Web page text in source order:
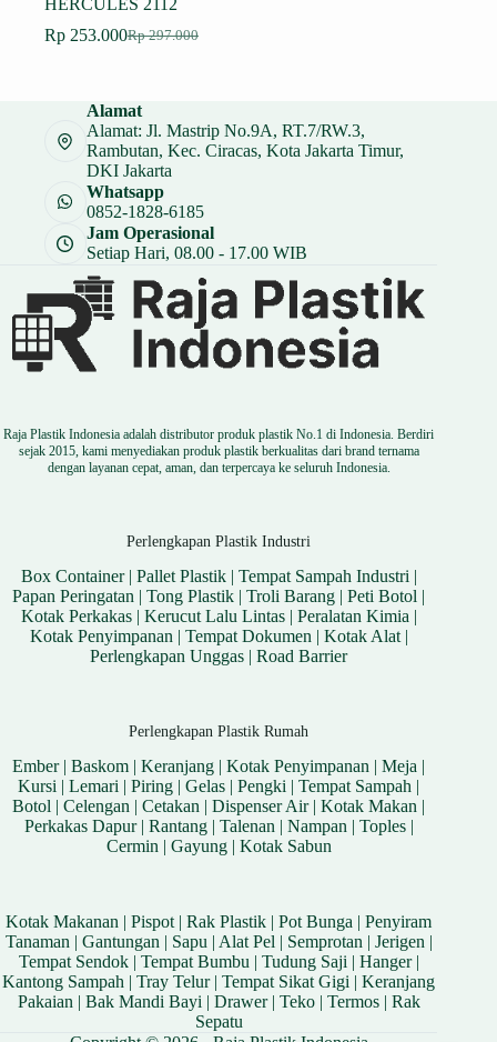
HERCULES 2112
Rp297.000
Harga
Rp 297.000.
Rp 253.000Harga
adalah:
Rp 253.000.
Alamat
Alamat: Jl. Mastrip No.9A, RT.7/RW.3,
Rambutan, Kec. Ciracas, Kota Jakarta Timur,
DKI Jakarta
Whatsapp
0852-1828-6185
Jam Operasional
Setiap Hari, 08.00 - 17.00 WIB
Raja Plastik Indonesia adalah distributor produk plastik No.1 di Indonesia. Berdiri
sejak 2015, kami menyediakan produk plastik berkualitas dari brand ternama
dengan layanan cepat, aman, dan terpercaya ke seluruh Indonesia.
Perlengkapan Plastik Industri
Box Container| Pallet Plastik| Tempat Sampah Industri |
Papan Peringatan |Tong Plastik |Troli Barang |Peti Botol |
Kotak Perkakas| Kerucut Lalu Lintas| Peralatan Kimia |
Kotak Penyimpanan | Tempat Dokumen | Kotak Alat|
Perlengkapan Unggas |Road Barrier
Perlengkapan Plastik Rumah
Ember|Baskom |Keranjang |Kotak Penyimpanan |Meja |
Kursi |Lemari |Piring |Gelas |Pengki |Tempat Sampah |
Botol |Celengan |Cetakan |Dispenser Air|Kotak Makan |
Perkakas Dapur| Rantang| Talenan| Nampan| Toples|
Cermin| Gayung| Kotak Sabun
Kotak Makanan |Pispot|Rak Plastik |Pot Bunga |Penyiram
Tanaman| Gantungan| Sapu| Alat Pel| Semprotan| Jerigen|
Tempat Sendok| Tempat Bumbu| Tudung Saji| Hanger|
Kantong Sampah |Tray Telur|Tempat Sikat Gigi |Keranjang
Pakaian| Bak Mandi Bayi| Drawer| Teko| Termos| Rak
Sepatu